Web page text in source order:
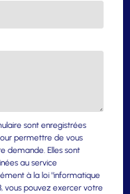
sont enregistrées
permettre de vous
demande. Elles sont
au service
à la loi "informatique
vous pouvez exercer votre